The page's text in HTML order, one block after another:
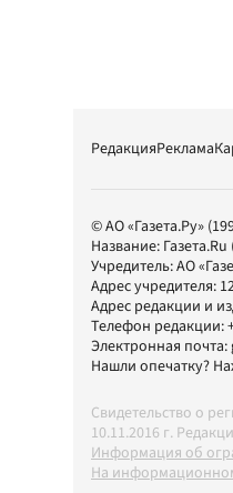
РедакцияРеклама
© АО «Газета.Ру»
Название: Газета.Ru
Учредитель:АО
Адрес учредителя:
Адрес редакции и
Телефон редакции:
Электронная почта:
Нашли опечатку?
Свидетельство о
10.11.2016 г.
Информация об
На